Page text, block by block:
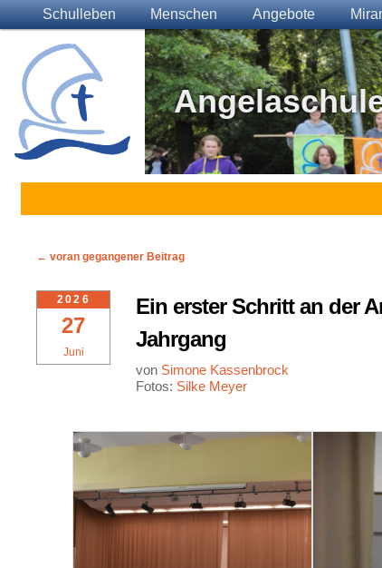
Main menuSkip to primary content
Skip to secondary content
Schulleben Menschen Angebote
Post navigation
← voran gegangener Beitrag
27
Juni
2026
Ein erster Schritt an der
Jahrgang
von Simone Kassenbrock
Fotos: Silke Meyer